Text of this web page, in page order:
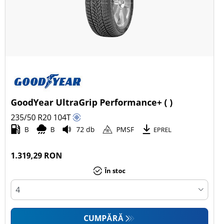
GoodYear UltraGrip Performance+ ( )
235/50 R20 104T
B B 72 db PMSF EPREL
1.319,29 RON
În stoc
CUMPĂRĂ